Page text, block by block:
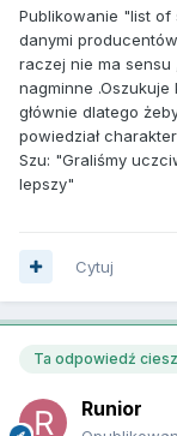
Publikowanie "list of
danymi
raczej nie ma
nagminne .Oszukuje
głównie dlatego
powiedział
Szu: "Graliśmy
lepszy"
Cytuj
Ta odpowiedź
Runior